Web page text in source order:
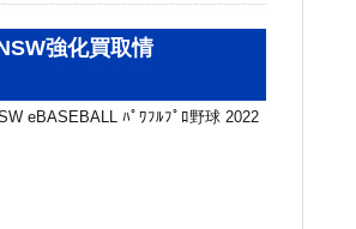
強化買取情
eBASEBALL ﾊﾟﾜﾌﾙﾌﾟﾛ野球 2022